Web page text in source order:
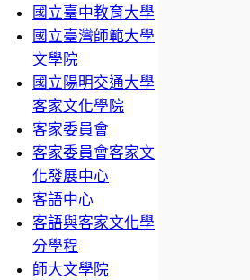
國立臺中教育大學
國立臺灣師範大學
文學院
國立陽明交通大學
客家文化學院
客家委員會
客家委員會客家文
化發展中心
客語中心
客語與客家文化學
分學程
師大文學院